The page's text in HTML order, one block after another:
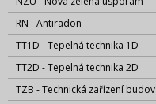
RN - Antiradon
TT1D - Tepelná technika 1D
TT2D - Tepelná technika 2D
TZB - Technická zařízení budov